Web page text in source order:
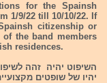
for the Spainsh
1/9/22 till 10/10/22. If
citizenship or
the band members
residences.
יהיו של שופטים מקצועיים. 25% שופטים ממונים ו-25%